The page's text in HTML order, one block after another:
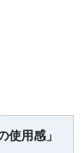
用感」